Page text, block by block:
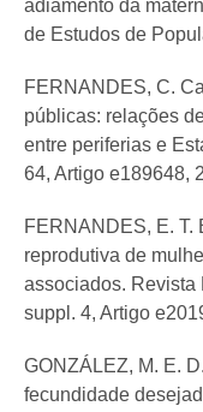
adiamento da
de Estudos de
FERNANDES, C.
públicas: relações
entre periferias e
64, Artigo e189648,
FERNANDES, E. T.
reprodutiva de
associados. Revista
suppl. 4, Artigo
GONZÁLEZ, M. E.
fecundidade